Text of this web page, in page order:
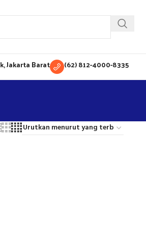
Jakarta Barat (62) 812-4000-8335